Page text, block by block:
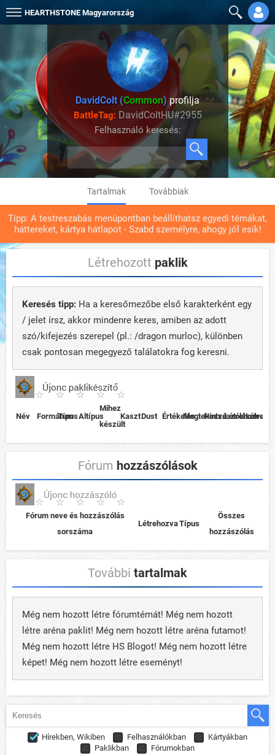
HEARTHSTONE Magyarország
DavidColt (Common)profilja
BattleTag:DavidColtHU#2955
Felhasználó keresés:
Tartalmak Továbbiak
Tipp: A testreszabás menüpontban beállíthatsz egyedi témákat,
háttereket, kártya hátlapot - Szabd személyre, ahogy jól esik!
Létrehozott paklik
Keresés tipp: Ha a keresőmezőbe első karakterként egy
/ jelet írsz, akkor mindenre keres, amiben az adott
szó/kifejezés szerepel (pl.: /dragon murloc), különben
csak pontosan megegyező találatokra fog keresni.
Név Formátum
TípusAltípus
Mihez
készült
KasztDust ÉrtékelésMegtekintveHozzászólások
Létrehozva
Fórum hozzászólások
Fórum neve és hozzászólás
sorszáma
LétrehozvaTípus
Összes
hozzászólás
További tartalmak
Még nem hozott létre fórumtémát! Még nem hozott
létre aréna paklit! Még nem hozott létre aréna futamot!
Még nem hozott létre HS Blogot! Még nem hozott létre
képet! Még nem hozott létre eseményt!
Hírekben, Wikiben Felhasználókban
Kártyákban
Paklikban
Fórumokban